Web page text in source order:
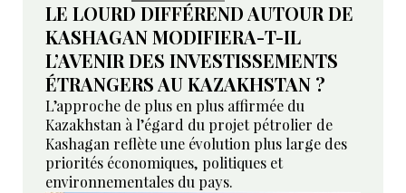
LE LOURD DIFFÉREND AUTOUR DE
KASHAGAN MODIFIERA-T-IL
L’AVENIR DES INVESTISSEMENTS
ÉTRANGERS AU KAZAKHSTAN ?
L’approche de plus en plus affirmée du
Kazakhstan à l’égard du projet pétrolier de
Kashagan reflète une évolution plus large des
priorités économiques, politiques et
environnementales du pays.